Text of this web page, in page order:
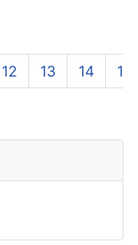
12 13 14 15